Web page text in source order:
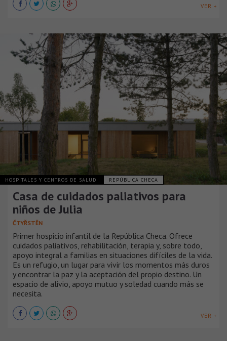
VER +
HOSPITALES Y CENTROS DE SALUD REPÚBLICA CHECA
Casa de cuidados paliativos para
niños de Julia
ČTYŘSTĚN
Primer hospicio infantil de la República Checa. Ofrece
cuidados paliativos, rehabilitación, terapia y, sobre todo,
apoyo integral a familias en situaciones difíciles de la vida.
Es un refugio, un lugar para vivir los momentos más duros
y encontrar la paz y la aceptación del propio destino. Un
espacio de alivio, apoyo mutuo y soledad cuando más se
necesita.
VER +